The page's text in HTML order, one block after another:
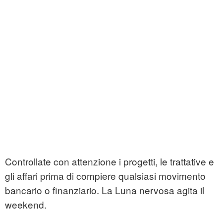
Controllate con attenzione i progetti, le trattative e
gli affari prima di compiere qualsiasi movimento
bancario o finanziario. La Luna nervosa agita il
weekend.